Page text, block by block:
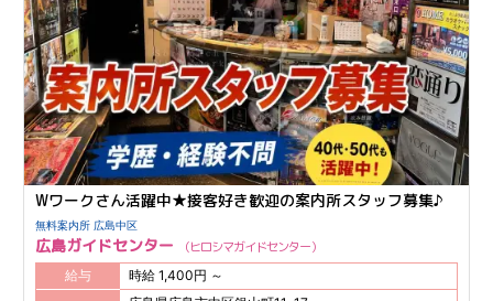
Wワークさん活躍中★接客好き歓迎の案内所スタッフ募集♪
無料案内所 広島中区
広島ガイドセンター ヒロシマガイドセンター
給与 時給 1,400円 ～